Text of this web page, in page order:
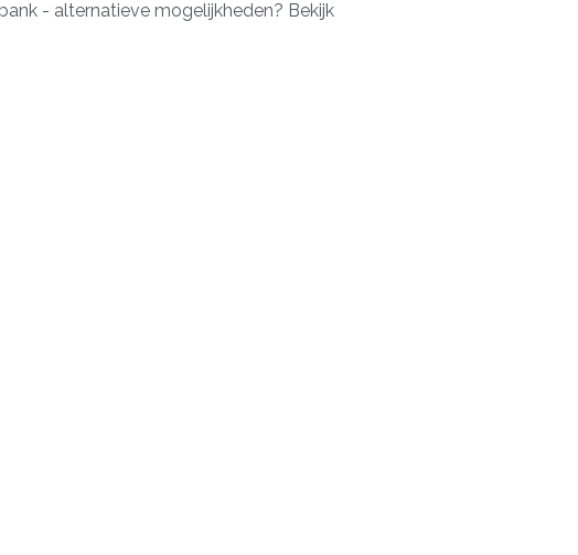
- alternatieve mogelijkheden? Bekijk